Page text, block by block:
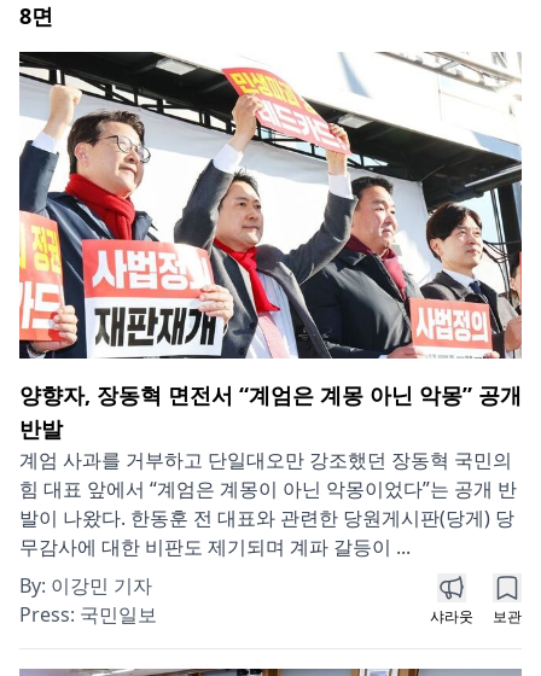
8면
양향자, 장동혁 면전서 “계엄은 계몽 아닌 악몽” 공개
반발
계엄 사과를 거부하고 단일대오만 강조했던 장동혁 국민의
힘 대표 앞에서 “계엄은 계몽이 아닌 악몽이었다”는 공개 반
발이 나왔다. 한동훈 전 대표와 관련한 당원게시판(당게) 당
무감사에 대한 비판도 제기되며 계파 갈등이 ...
By: 이강민 기자
Press: 국민일보 샤라웃 보관